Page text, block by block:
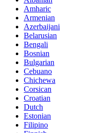
Amharic
Armenian
Azerbaijani
Belarusian
Bengali
Bosnian
Bulgarian
Cebuano
Chichewa
Corsican
Croatian
Dutch
Estonian
Filipino